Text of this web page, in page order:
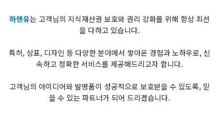
하앤유는 고객님의 지식재산권 보호와 권리 강화를 위해 항상 최선
을 다하고 있습니다.
특허, 상표, 디자인 등 다양한 분야에서 쌓아온 경험과 노하우로, 신
속하고 정확한 서비스를 제공해드리고자 합니다.
고객님의 아이디어와 발명품이 성공적으로 보호받을 수 있도록, 믿
을 수 있는 파트너가 되어 드리겠습니다.